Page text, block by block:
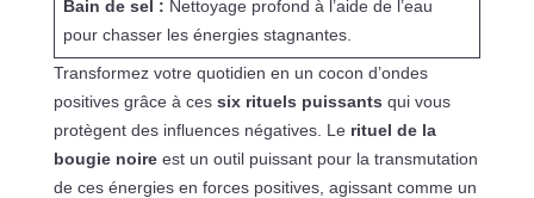
Bain de sel : Nettoyage profond à l’aide de l’eau
pour chasser les énergies stagnantes.
Transformez votre quotidien en un cocon d’ondes
positives grâce à ces six rituels puissants qui vous
protègent des influences négatives. Le rituel de la
bougie noireest un outil puissant pour la transmutation
de ces énergies en forces positives, agissant comme un